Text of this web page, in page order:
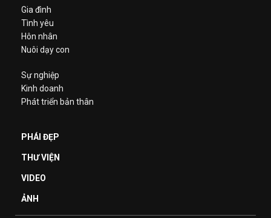
Gia đình
Tình yêu
Hôn nhân
Nuôi dạy con
Sự nghiệp
Kinh doanh
Phát triển bản thân
PHÁI ĐẸP
THƯ VIỆN
VIDEO
ẢNH